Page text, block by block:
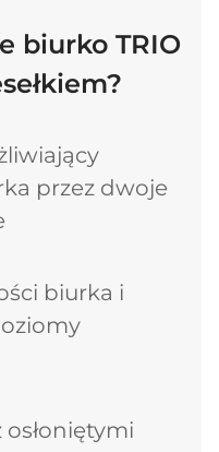
biurko TRIO
przez dwoje
biurka i